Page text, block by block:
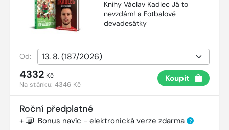
Knihy Václav Kadlec Já to
nevzdám! a Fotbalové
devadesátky
Od:
4332 Kč
Na stánku:4346 Kč
Koupit
Roční předplatné
+ Bonus navíc - elektronická verze zdarma ?